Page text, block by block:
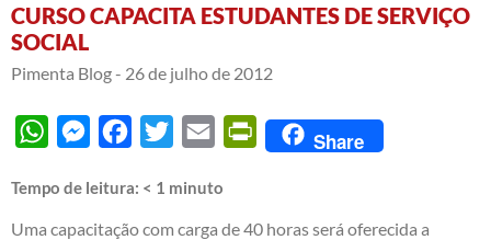
CURSO CAPACITA ESTUDANTES DE SERVIÇO
SOCIAL
Pimenta Blog - 26 de julho de 2012
WhatsAppMessengerFacebook
Twitter Email PrintFriendly
Share
Tempo de leitura: < 1 minuto
Uma capacitação com carga de 40 horas será oferecida a